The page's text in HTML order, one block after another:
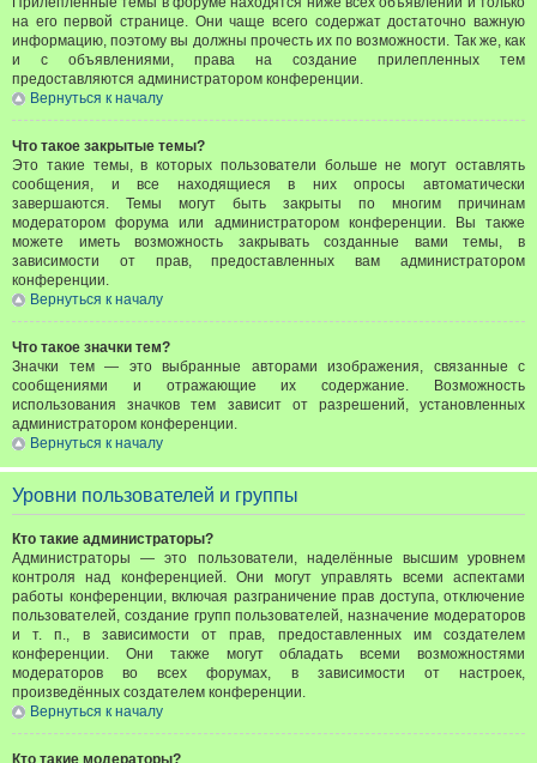
на его первой странице. Они чаще всего содержат достаточно важную
информацию, поэтому вы должны прочесть их по возможности. Так же, как
и с объявлениями, права на создание прилепленных тем
предоставляются администратором конференции.
Вернуться к началу
Что такое закрытые темы?
Это такие темы, в которых пользователи больше не могут оставлять
сообщения, и все находящиеся в них опросы автоматически
завершаются. Темы могут быть закрыты по многим причинам
модератором форума или администратором конференции. Вы также
можете иметь возможность закрывать созданные вами темы, в
зависимости от прав, предоставленных вам администратором
конференции.
Вернуться к началу
Что такое значки тем?
Значки тем — это выбранные авторами изображения, связанные с
сообщениями и отражающие их содержание. Возможность
использования значков тем зависит от разрешений, установленных
администратором конференции.
Вернуться к началу
Уровни пользователей и группы
Кто такие администраторы?
Администраторы — это пользователи, наделённые высшим уровнем
контроля над конференцией. Они могут управлять всеми аспектами
работы конференции, включая разграничение прав доступа, отключение
пользователей, создание групп пользователей, назначение модераторов
и т. п., в зависимости от прав, предоставленных им создателем
конференции. Они также могут обладать всеми возможностями
модераторов во всех форумах, в зависимости от настроек,
произведённых создателем конференции.
Вернуться к началу
Кто такие модераторы?